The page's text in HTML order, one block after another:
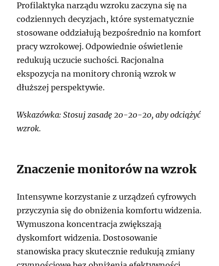
Profilaktyka narządu wzroku zaczyna się na
codziennych decyzjach, które systematycznie
stosowane oddziałują bezpośrednio na komfort
pracy wzrokowej. Odpowiednie oświetlenie
redukują uczucie suchości. Racjonalna
ekspozycja na monitory chronią wzrok w
dłuższej perspektywie.
Wskazówka: Stosuj zasadę 20-20-20, aby odciążyć
wzrok.
Znaczenie monitorów na wzrok
Intensywne korzystanie z urządzeń cyfrowych
przyczynia się do obniżenia komfortu widzenia.
Wymuszona koncentracja zwiększają
dyskomfort widzenia. Dostosowanie
stanowiska pracy skutecznie redukują zmiany